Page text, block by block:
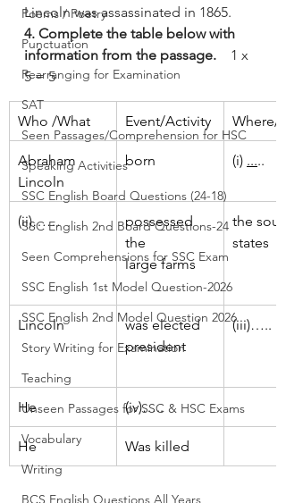
Poems / Poetry
Punctuation
Rearranging for Examination
SAT
Seen Passages/Comprehension for HSC
Speaking Activities
SSC English Board Questions (24-18)
SSC English 2nd Board Questions-24
Seen Comprehensions for SSC Exam
SSC English 1st Model Question-2026
SSC English 2nd Model Question 2026
Story Writing for Examination
Teaching
Unseen Passages for SSC & HSC Exams
Vocabulary
Writing
BCS English Questions All Years
Lincoln was assassinated in 1865.
4. Complete the table below with
information from the passage. 1 x
5 = 5
Who /What Event/Activity Where/
Abraham
Lincoln
born (i) .....
(ii)……
possessed
the
large farms
the
states
Lincoln
was elected
president
(iii)…..
He (iv)…..
He Was killed